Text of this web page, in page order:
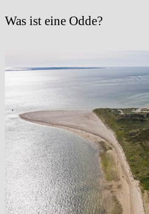
Was ist eine Odde?